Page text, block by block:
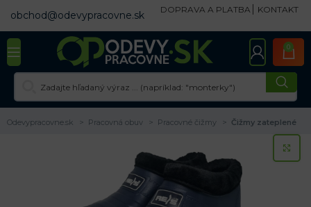
obchod@odevypracovne.sk DOPRAVA A PLATBA KONTAKT
0
Odevypracovne.sk Pracovná obuv Pracovné čižmy Čižmy zateplené